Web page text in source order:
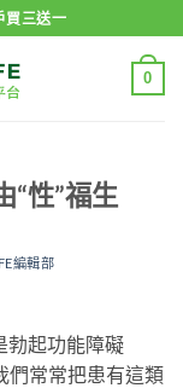
買三送一
0
“性”福生
編輯部
勃起功能障礙
們常常把患有這類